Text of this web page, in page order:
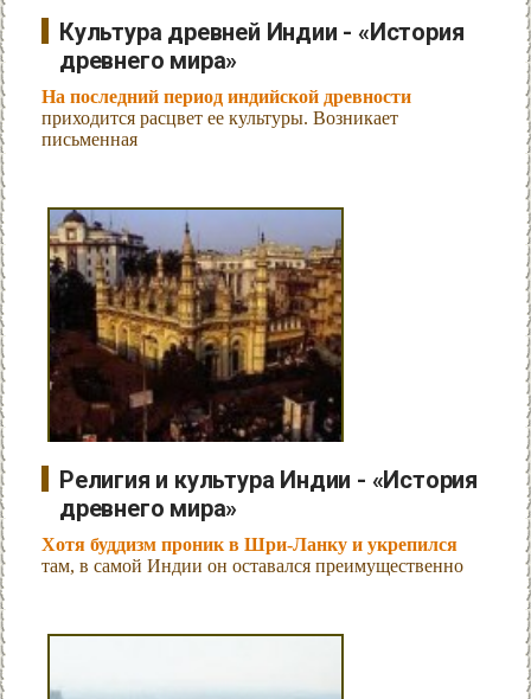
Культура древней Индии - «История
древнего мира»
На последний период индийской древности
приходится расцвет ее культуры. Возникает
письменная
Религия и культура Индии - «История
древнего мира»
Хотя буддизм проник в Шри-Ланку и укрепился
там, в самой Индии он оставался преимущественно